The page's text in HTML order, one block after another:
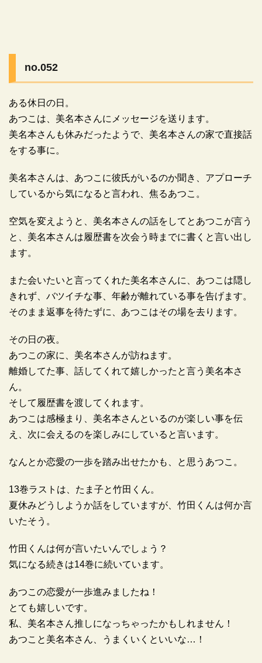
no.052
ある休日の日。
あつこは、美名本さんにメッセージを送ります。
美名本さんも休みだったようで、美名本さんの家で直接話
をする事に。
美名本さんは、あつこに彼氏がいるのか聞き、アプローチ
しているから気になると言われ、焦るあつこ。
空気を変えようと、美名本さんの話をしてとあつこが言う
と、美名本さんは履歴書を次会う時までに書くと言い出し
ます。
また会いたいと言ってくれた美名本さんに、あつこは隠し
きれず、バツイチな事、年齢が離れている事を告げます。
そのまま返事を待たずに、あつこはその場を去ります。
その日の夜。
あつこの家に、美名本さんが訪ねます。
離婚してた事、話してくれて嬉しかったと言う美名本さ
ん。
そして履歴書を渡してくれます。
あつこは感極まり、美名本さんといるのが楽しい事を伝
え、次に会えるのを楽しみにしていると言います。
なんとか恋愛の一歩を踏み出せたかも、と思うあつこ。
13巻ラストは、たま子と竹田くん。
夏休みどうしようか話をしていますが、竹田くんは何か言
いたそう。
竹田くんは何が言いたいんでしょう？
気になる続きは14巻に続いています。
あつこの恋愛が一歩進みましたね！
とても嬉しいです。
私、美名本さん推しになっちゃったかもしれません！
あつこと美名本さん、うまくいくといいな…！